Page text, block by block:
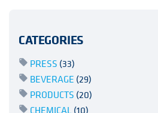
CATEGORIES
PRESS (33)
BEVERAGE (29)
PRODUCTS (20)
CHEMICAL(10)